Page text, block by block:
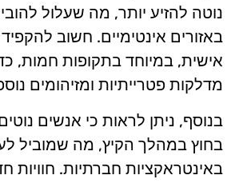
נוטה להזיע יותר, מה שעלול
באזורים אינטימיים. חשוב להקפיד
אישית, במיוחד בתקופות חמות,
מדלקות פטרייתיות ומזיהומים
בנוסף, ניתן לראות כי אנשים
בחוץ במהלך הקיץ, מה שמוביל
באינטראקציות חברתיות. חוויות